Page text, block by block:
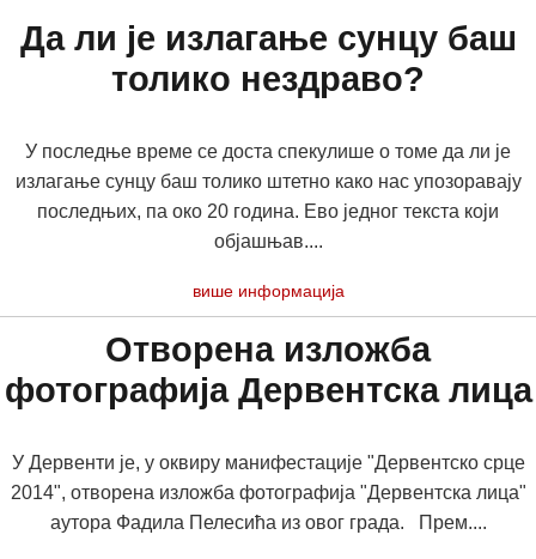
Да ли је излагање сунцу баш
толико нездраво?
У последње време се доста спекулише о томе да ли је
излагање сунцу баш толико штетно како нас упозоравају
последњих, па око 20 година. Ево једног текста који
објашњав....
више информација
Отворена изложба
фотографија Дервентска лица
У Дервенти је, у оквиру манифестације "Дервентско срце
2014", отворена изложба фотографија "Дервентска лица"
аутора Фадила Пелесића из овог града. Прем....